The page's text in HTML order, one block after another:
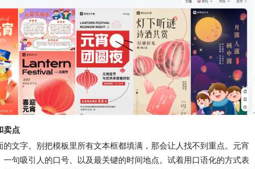
卖点
文字。别把模板里所有文本框都填满，那会让人找不到重点。元宵
句吸引人的口号、以及最关键的时间地点。试着用口语化的方式表